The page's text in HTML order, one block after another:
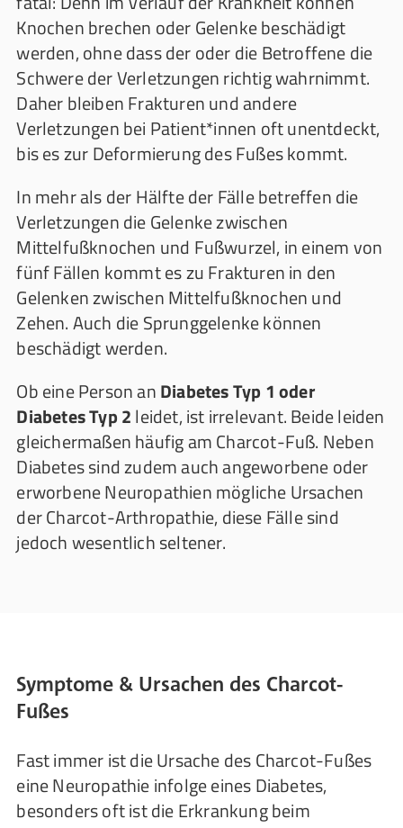
Knochen brechen oder Gelenke beschädigt
werden, ohne dass der oder die Betroffene die
Schwere der Verletzungen richtig wahrnimmt.
Daher bleiben Frakturen und andere
Verletzungen bei Patient*innen oft unentdeckt,
bis es zur Deformierung des Fußes kommt.
In mehr als der Hälfte der Fälle betreffen die
Verletzungen die Gelenke zwischen
Mittelfußknochen und Fußwurzel, in einem von
fünf Fällen kommt es zu Frakturen in den
Gelenken zwischen Mittelfußknochen und
Zehen. Auch die Sprunggelenke können
beschädigt werden.
Ob eine Person anDiabetes Typ 1 oder
Diabetes Typ 2leidet, ist irrelevant. Beide leiden
gleichermaßen häufig am Charcot-Fuß. Neben
Diabetes sind zudem auch angeworbene oder
erworbene Neuropathien mögliche Ursachen
der Charcot-Arthropathie, diese Fälle sind
jedoch wesentlich seltener.
Symptome & Ursachen des Charcot-
Fußes
Fast immer ist die Ursache des Charcot-Fußes
eine Neuropathie infolge eines Diabetes,
besonders oft ist die Erkrankung beim